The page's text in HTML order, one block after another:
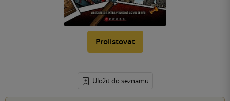
Prolistovat
Uložit do seznamu